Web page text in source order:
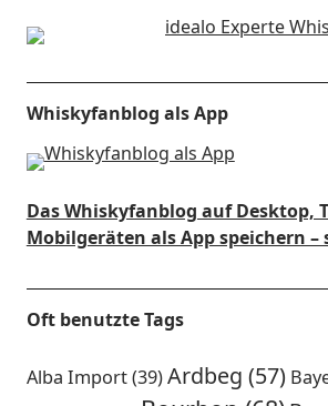
Whiskyfanblog als App
Das Whiskyfanblog auf Desktop,
Mobilgeräten als App speichern –
Oft benutzte Tags
Alba Import(39)Ardbeg (57)